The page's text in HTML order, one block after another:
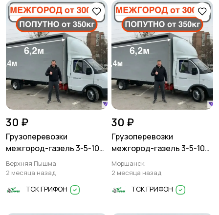
30 ₽
Грузоперевозки
межгород-газель 3-5-10
тонн
Верхняя Пышма
2 месяца назад
ТСК ГРИФОН
30 ₽
Грузоперевозки
межгород-газель 3-5-10
тонн
Моршанск
2 месяца назад
ТСК ГРИФОН